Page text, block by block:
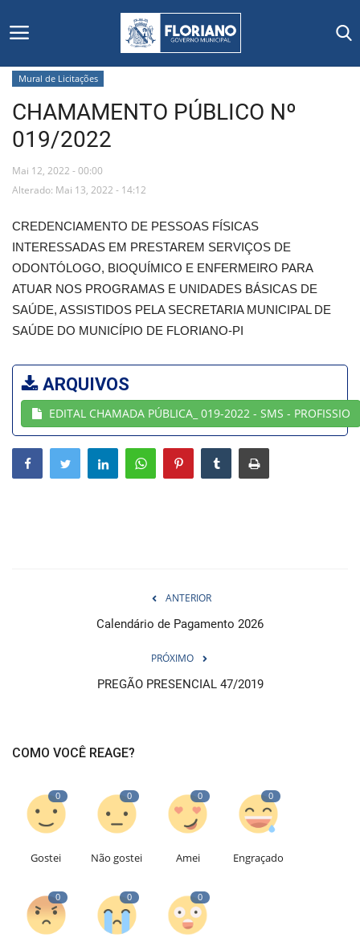
Início
Editais
Floriano
Secretarias e Órgãos
Mural de Licitações
Notícias
Webmail
Contato
Mural de Licitações
CHAMAMENTO PÚBLICO Nº
019/2022
Mai 12, 2022 - 00:00
Alterado: Mai 13, 2022 - 14:12
CREDENCIAMENTO DE PESSOAS FÍSICAS
INTERESSADAS EM PRESTAREM SERVIÇOS DE
ODONTÓLOGO, BIOQUÍMICO E ENFERMEIRO PARA
ATUAR NOS PROGRAMAS E UNIDADES BÁSICAS DE
SAÚDE, ASSISTIDOS PELA SECRETARIA MUNICIPAL DE
SAÚDE DO MUNICÍPIO DE FLORIANO-PI
ARQUIVOS
EDITAL CHAMADA PÚBLICA_ 019-2022 - SMS - PROFISSIO
ANTERIOR
Calendário de Pagamento 2026
PRÓXIMO
PREGÃO PRESENCIAL 47/2019
COMO VOCÊ REAGE?
0
Gostei
0
Não gostei
0
Amei
0
Engraçado
0 0 0